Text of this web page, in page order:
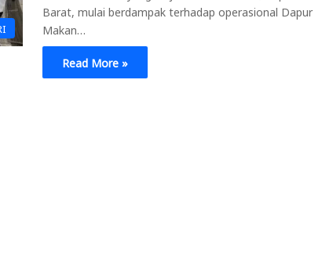
Barat, mulai berdampak terhadap operasional Dapur
Makan…
Read More »